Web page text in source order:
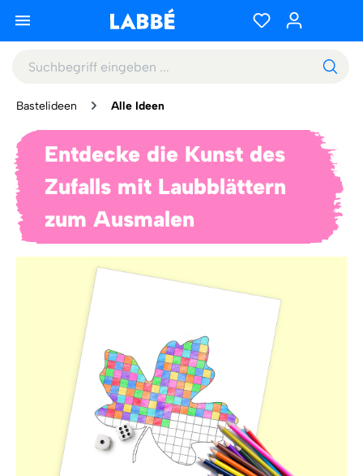
Bastelideen Alle Ideen
Entdecke die Kunst des
Zufalls mit Laubblättern
zum Ausmalen